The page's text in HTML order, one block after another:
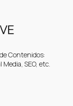
Contenidos:
SEO, etc.